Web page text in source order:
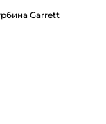
Garrett